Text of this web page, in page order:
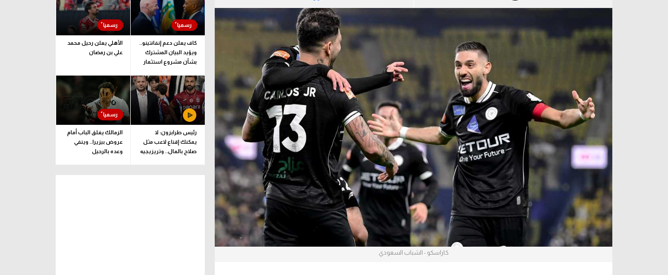
دوري أبطال أوروبا
دوري أبطال إفريقيا
كل البطولات
دوري أبطال أوروبا
القسم الثاني
رياضات أخرى
آسيا
ركن الألعاب
كاراسكو - الشباب السعودي
كاف يعلن دعم إنفانتينو..
ويؤيد البيان المشترك
بشأن مشروع استثمار
الأهلي يعلن رحيل محمد
علي بن رمضان
رئيس طرابزون: لا
يمكنك إقناع لاعب مثل
صلاح بالمال.. وتريزيجيه
الزمالك يغلق الباب أمام
عروض بيزيرا.. وينفي
وعده بالرحيل